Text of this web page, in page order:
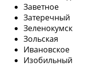
Заветное
Затеречный
Зеленокумск
Зольская
Ивановское
Изобильный